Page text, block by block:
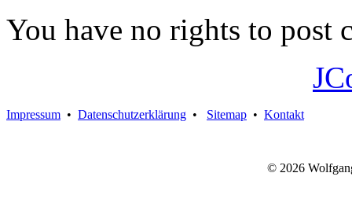
You have no rights to post
Impressum • Datenschutzerklärung • Sitemap • Kontakt
© 2026